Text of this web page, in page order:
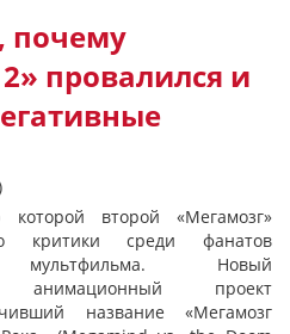
почему
провалился и
второй «Мегамозг»
критики среди фанатов
мультфильма. Новый
анимационный проект
название «Мегамозг